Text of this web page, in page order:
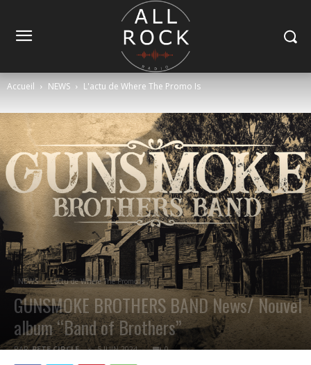
Accueil NEWS L'actu de Where The Promo Is
NEWS L'actu de Where The Promo Is
GUNSMOKE BROTHERS BAND News/ Nouvel
album “Band of Brothers”
PAR PETE CIRCLE 5 JUIN 2024 0